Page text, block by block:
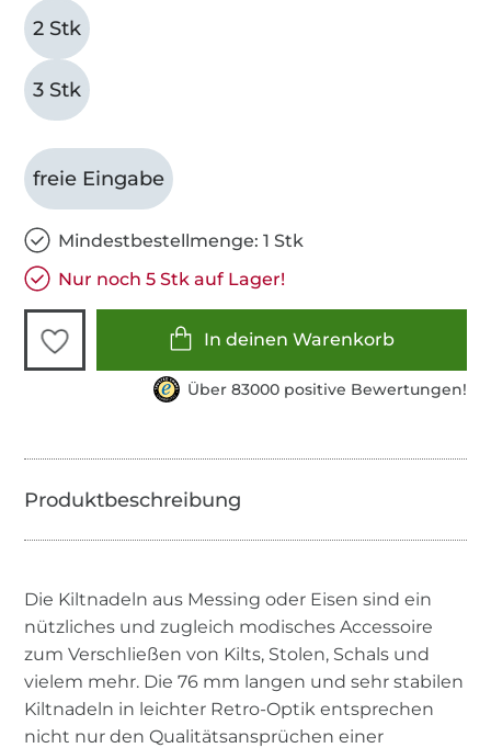
2 Stk
3 Stk
freie Eingabe
Mindestbestellmenge: 1 Stk
Nur noch 5 Stk auf Lager!
In deinen Warenkorb
Über 83000 positive Bewertungen!
Die Kiltnadeln aus Messing oder Eisen sind ein
nützliches und zugleich modisches Accessoire
zum Verschließen von Kilts, Stolen, Schals und
vielem mehr. Die 76 mm langen und sehr stabilen
Kiltnadeln in leichter Retro-Optik entsprechen
nicht nur den Qualitätsansprüchen einer